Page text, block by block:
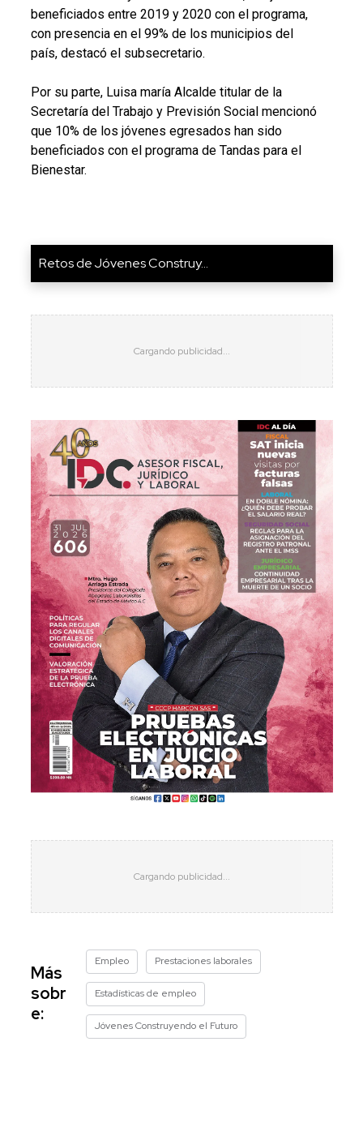
beneficiados entre 2019 y 2020 con el programa,
con presencia en el 99% de los municipios del
país, destacó el subsecretario.
Por su parte, Luisa maría Alcalde titular de la
Secretaría del Trabajo y Previsión Social mencionó
que 10% de los jóvenes egresados han sido
beneficiados con el programa de Tandas para el
Bienestar.
Retos de Jóvenes Construy...
Más
sobr
e:
Empleo Prestaciones laborales
Estadísticas de empleo
Jóvenes Construyendo el Futuro